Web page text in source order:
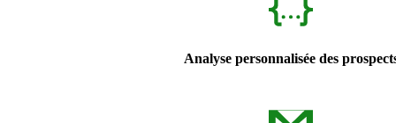
Analyse personnalisée des